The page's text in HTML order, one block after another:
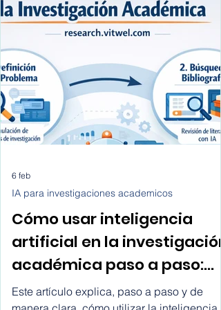
Cómo usar inteligencia
artificial en la investigación
académica paso a paso:
IA para investigaciones academicos
6 feb